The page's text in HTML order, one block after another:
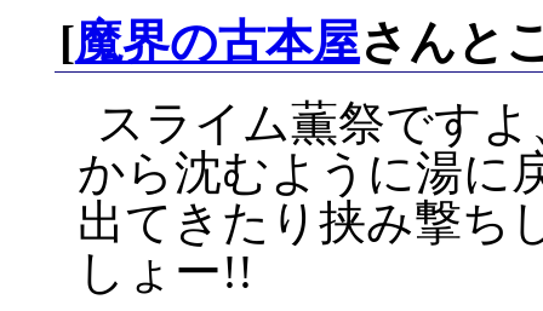
[魔界の古本屋さんと
スライム薫祭です
から沈むように湯に
出てきたり挟み撃ち
しょー!!